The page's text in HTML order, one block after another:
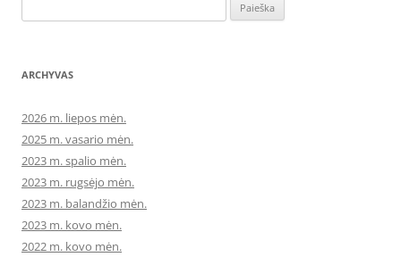
ARCHYVAS
2026 m. liepos mėn.
2025 m. vasario mėn.
2023 m. spalio mėn.
2023 m. rugsėjo mėn.
2023 m. balandžio mėn.
2023 m. kovo mėn.
2022 m. kovo mėn.